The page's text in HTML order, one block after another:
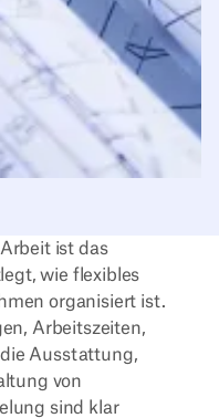
ist das
wie flexibles
organisiert ist.
Arbeitszeiten,
Ausstattung,
von
sind klar